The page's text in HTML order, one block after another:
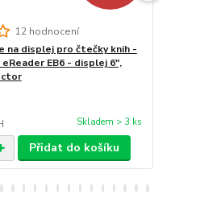
12 hodnocení
na displej pro čtečky knih -
EB6 - displej 6",
Skladem > 3 ks
Přidat do košíku